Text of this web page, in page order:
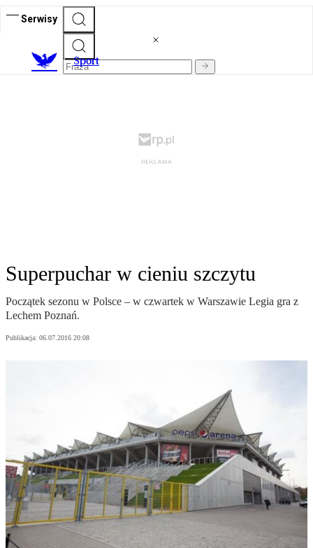
Serwisy
Sport
Superpuchar w cieniu szczytu
Początek sezonu w Polsce – w czwartek w Warszawie Legia gra z
Lechem Poznań.
Publikacja: 06.07.2016 20:08